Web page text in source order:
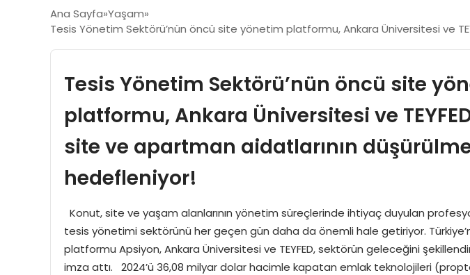
Ana Sayfa Yaşam
Tesis Yönetim Sektörü’nün öncü site yönetim platformu, Ankara Üniversitesi ve
Tesis Yönetim Sektörü’nün öncü site
platformu, Ankara Üniversitesi ve
site ve apartman aidatlarının
hedefleniyor!
Konut, site ve yaşam alanlarının yönetim süreçlerinde ihtiyaç duyulan
tesis yönetimi sektörünü her geçen gün daha da önemli hale getiriyor.
platformu Apsiyon, Ankara Üniversitesi ve TEYFED, sektörün geleceğini
imza attı. 2024’ü 36,08 milyar dolar hacimle kapatan emlak teknolojileri